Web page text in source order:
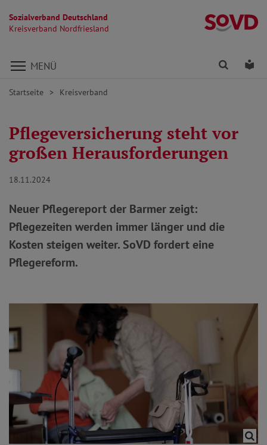
Sozialverband Deutschland
Kreisverband Nordfriesland
Direkt zu den Inhalten springen
MENÜ Finden
Startseite Kreisverband
Pflegeversicherung steht vor
großen Herausforderungen
18.11.2024
Neuer Pflegereport der Barmer zeigt:
Pflegezeiten werden immer länger und die
Kosten steigen weiter. SoVD fordert eine
Pflegereform.